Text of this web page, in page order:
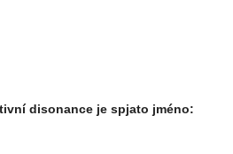
disonance je spjato jméno: